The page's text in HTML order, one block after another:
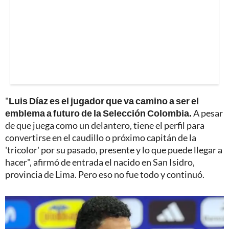
"Luis Díaz es el jugador que va camino a ser el
emblema a futuro de la Selección Colombia.A pesar
de que juega como un delantero, tiene el perfil para
convertirse en el caudillo o próximo capitán de la
'tricolor' por su pasado, presente y lo que puede llegar a
hacer", afirmó de entrada el nacido en San Isidro,
provincia de Lima. Pero eso no fue todo y continuó.